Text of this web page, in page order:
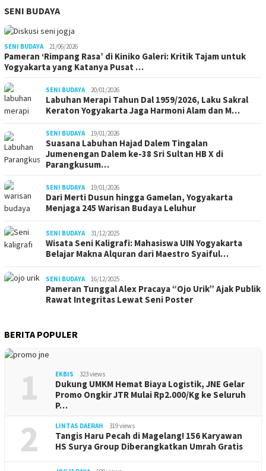
SENI BUDAYA
SENI BUDAYA 21/06/2026
Pameran ‘Rimpang Rasa’ di Kiniko Galeri: Kritik Tajam untuk
Yogyakarta yang Katanya Pusat …
SENI BUDAYA 20/01/2026
Labuhan Merapi Tahun Dal 1959/2026, Laku Sakral
Keraton Yogyakarta Jaga Harmoni Alam dan M…
SENI BUDAYA 19/01/2026
Suasana Labuhan Hajad Dalem Tingalan
Jumenengan Dalem ke-38 Sri Sultan HB X di
Parangkusum…
SENI BUDAYA 19/01/2026
Dari Merti Dusun hingga Gamelan, Yogyakarta
Menjaga 245 Warisan Budaya Leluhur
SENI BUDAYA 31/12/2025
Wisata Seni Kaligrafi: Mahasiswa UIN Yogyakarta
Belajar Makna Alquran dari Maestro Syaiful…
SENI BUDAYA 16/12/2025
Pameran Tunggal Alex Pracaya “Ojo Urik” Ajak Publik
Rawat Integritas Lewat Seni Poster
BERITA POPULER
1 EKBIS 323 views
Dukung UMKM Hemat Biaya Logistik, JNE Gelar
Promo Ongkir JTR Mulai Rp2.000/Kg ke Seluruh
P…
2 LINTAS DAERAH 319 views
Tangis Haru Pecah di Magelang! 156 Karyawan
HS Surya Group Diberangkatkan Umrah Gratis